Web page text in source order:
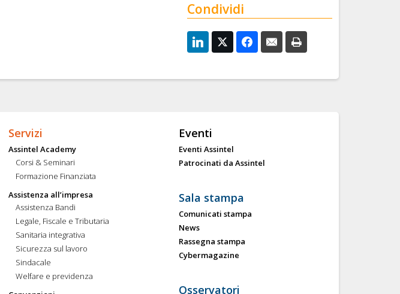
Condividi
Servizi
Assintel Academy
Corsi & Seminari
Formazione Finanziata
Assistenza all’impresa
Assistenza Bandi
Legale, Fiscale e Tributaria
Sanitaria integrativa
Sicurezza sul lavoro
Sindacale
Welfare e previdenza
Eventi
Eventi Assintel
Patrocinati da Assintel
Sala stampa
Comunicati stampa
News
Rassegna stampa
Cybermagazine
Osservatori